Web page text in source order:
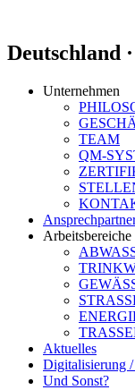
Deutschland ·
Unternehmen
TEAM
QM-
Arbeitsbereiche
Aktuelles
Digitalisierung
Und Sonst?